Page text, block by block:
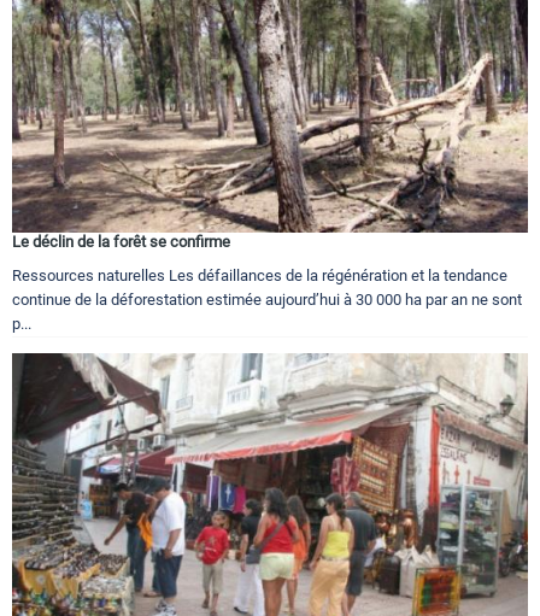
Le déclin de la forêt se confirme
Ressources naturelles Les défaillances de la régénération et la tendance
continue de la déforestation estimée aujourd’hui à 30 000 ha par an ne sont
p...